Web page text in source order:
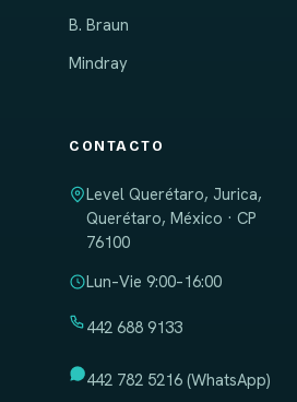
B. Braun
Mindray
CONTACTO
Level Querétaro, Jurica,
Querétaro, México · CP
76100
Lun–Vie 9:00–16:00
442 688 9133
442 782 5216 (WhatsApp)